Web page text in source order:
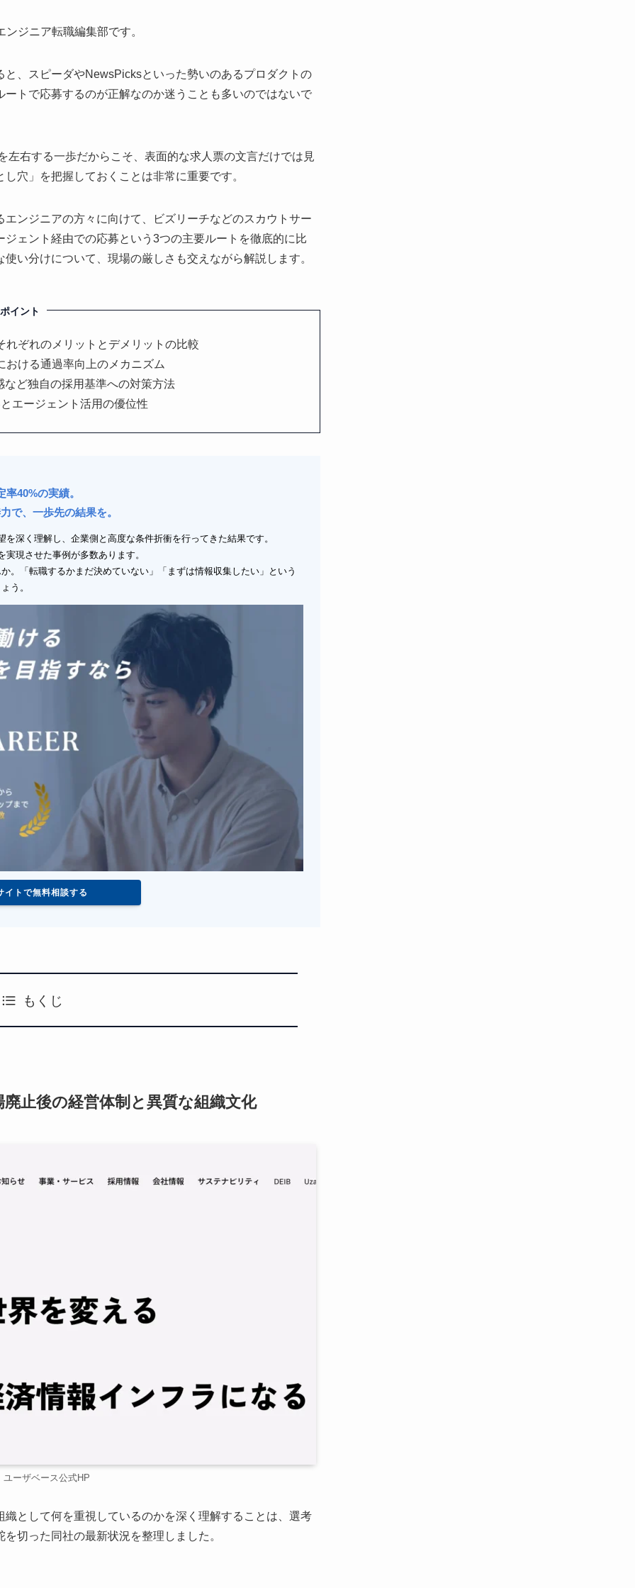
ジニア転職編集部です。
、スピーダやNewsPicksといった勢いのあるプロダクトの
トで応募するのが正解なのか迷うことも多いのではないで
右する一歩だからこそ、表面的な求人票の文言だけでは見
穴」を把握しておくことは非常に重要です。
ンジニアの方々に向けて、ビズリーチなどのスカウトサー
ェント経由での応募という3つの主要ルートを徹底的に比
い分けについて、現場の厳しさも交えながら解説します。
イント
ぞれのメリットとデメリットの比較
ける通過率向上のメカニズム
ど独自の採用基準への対策方法
エージェント活用の優位性
率40%の実績。
で、一歩先の結果を。
深く理解し、企業側と高度な条件折衝を行ってきた結果です。
現させた事例が多数あります。
。「転職するかまだ決めていない」「まずは情報収集したい」という
う。
イトで無料相談する
もくじ
止後の経営体制と異質な組織文化
ユーザベース公式HP
として何を重視しているのかを深く理解することは、選考
切った同社の最新状況を整理しました。